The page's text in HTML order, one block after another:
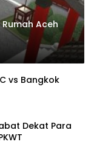
Aceh
vs Bangkok
Dekat Para